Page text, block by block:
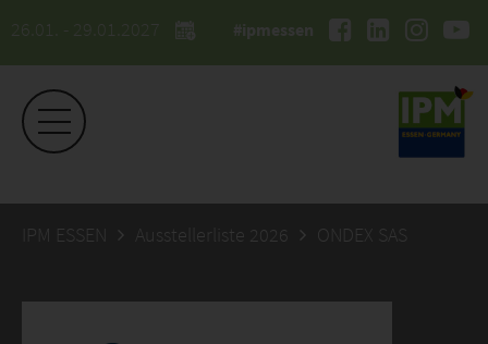
26.01. - 29.01.2027 #ipmessen
IPM ESSEN Ausstellerliste 2026 ONDEX SAS